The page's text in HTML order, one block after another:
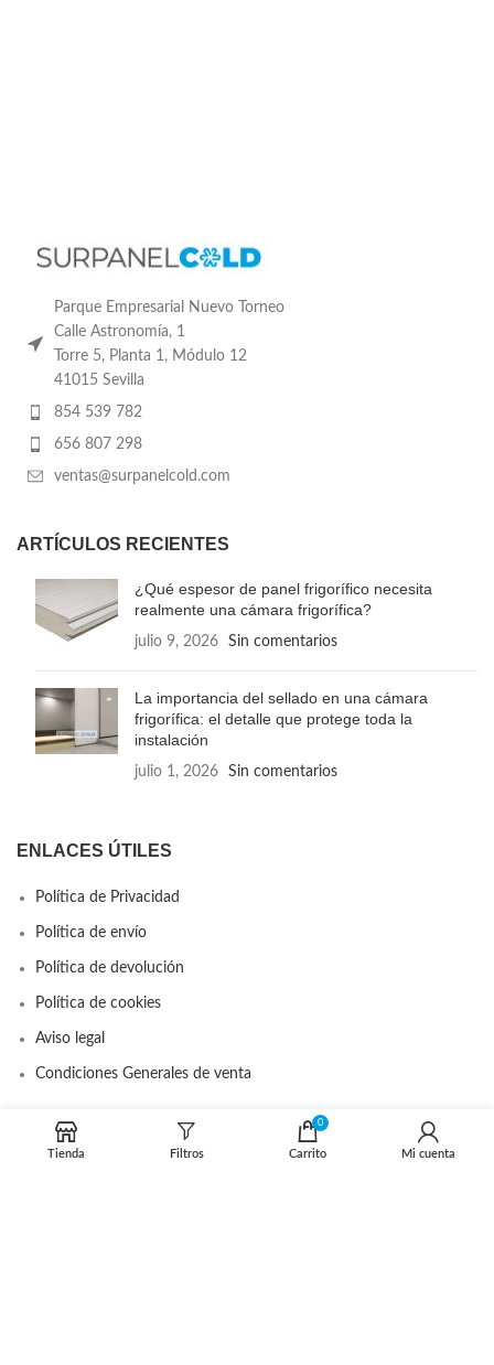
Parque Empresarial Nuevo Torneo
Calle Astronomía, 1
Torre 5, Planta 1, Módulo 12
41015 Sevilla
854 539 782
656 807 298
ventas@surpanelcold.com
ARTÍCULOS RECIENTES
¿Qué espesor de panel frigorífico necesita
realmente una cámara frigorífica?
julio 9, 2026 Sin comentarios
La importancia del sellado en una cámara
frigorífica: el detalle que protege toda la
instalación
julio 1, 2026 Sin comentarios
ENLACES ÚTILES
Política de Privacidad
Política de envío
Política de devolución
Política de cookies
Aviso legal
Condiciones Generales de venta
DISTRIBUIDOR OFICIAL
Tienda Filtros
0
Carrito Mi cuenta